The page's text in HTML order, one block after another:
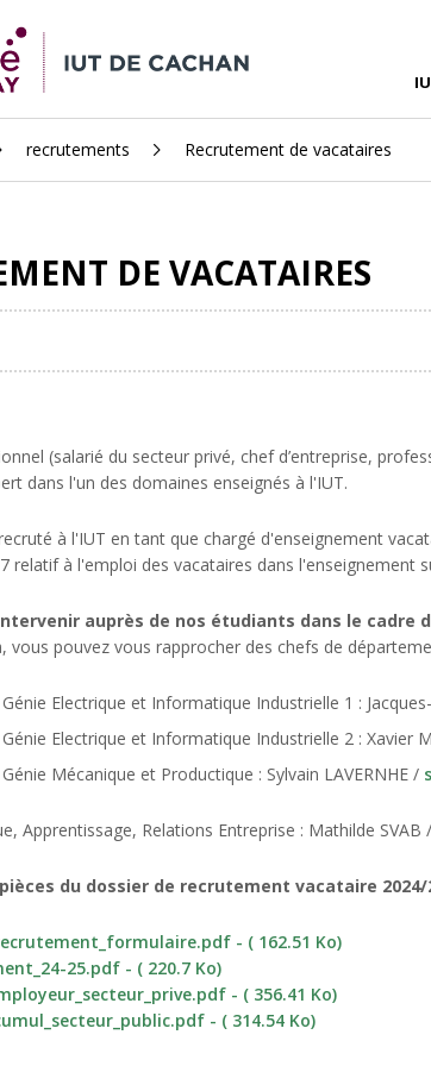
recrutements Recrutement de vacataires
DE VACATAIRES
(salarié du secteur privé, chef d’entreprise,
dans l'un des domaines enseignés à l'IUT.
à l'IUT en tant que chargé d'enseignement
relatif à l'emploi des vacataires dans l'enseignement
auprès de nos étudiants dans le
vous pouvez vous rapprocher des chefs de
Electrique et Informatique Industrielle 1 :
Electrique et Informatique Industrielle 2 : Xavier
Mécanique et Productique : Sylvain LAVERNHE /
Apprentissage, Relations Entreprise : Mathilde SVAB /
du dossier de recrutement vacataire 2024/
- ( 162.51 Ko)
25.pdf - ( 220.7 Ko)
- ( 356.41 Ko)
- ( 314.54 Ko)